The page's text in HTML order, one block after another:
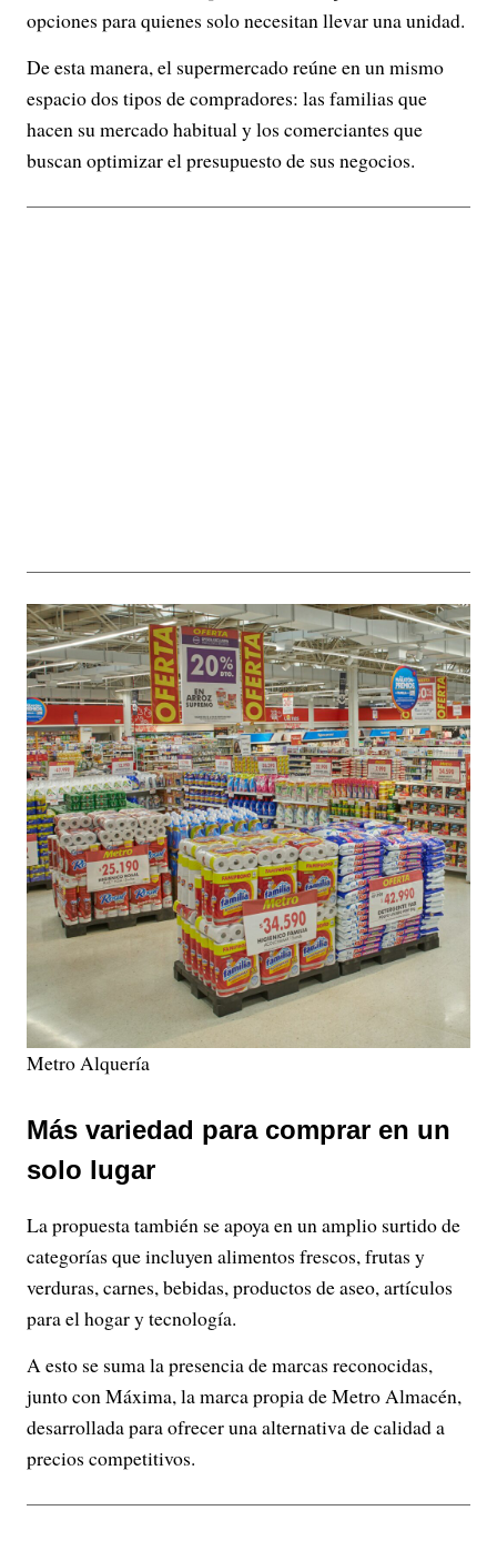
opciones para quienes solo necesitan llevar una unidad.
De esta manera, el supermercado reúne en un mismo
espacio dos tipos de compradores: las familias que
hacen su mercado habitual y los comerciantes que
buscan optimizar el presupuesto de sus negocios.
Metro Alquería
Más variedad para comprar en un
solo lugar
La propuesta también se apoya en un amplio surtido de
categorías que incluyen alimentos frescos, frutas y
verduras, carnes, bebidas, productos de aseo, artículos
para el hogar y tecnología.
A esto se suma la presencia de marcas reconocidas,
junto con Máxima, la marca propia de Metro Almacén,
desarrollada para ofrecer una alternativa de calidad a
precios competitivos.